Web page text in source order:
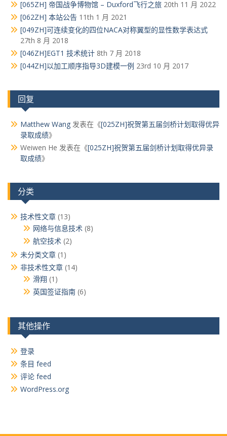
[065ZH] 帝国战争博物馆 – Duxford飞行之旅 20th 11 月 2022
[062ZH] 本站公告 11th 1 月 2021
[049ZH]可连续变化的四位NACA对称翼型的显性数学表达式
27th 8 月 2018
[046ZH]EGT1 技术统计 8th 7 月 2018
[044ZH]以加工顺序指导3D建模一例 23rd 10 月 2017
回复
Matthew Wang 发表在《[025ZH]祝贺第五届剑桥计划取得优异
录取成绩》
Weiwen He 发表在《[025ZH]祝贺第五届剑桥计划取得优异录
取成绩》
分类
技术性文章 (13)
网络与信息技术 (8)
航空技术 (2)
未分类文章 (1)
非技术性文章 (14)
滑翔 (1)
英国签证指南 (6)
其他操作
登录
条目 feed
评论 feed
WordPress.org